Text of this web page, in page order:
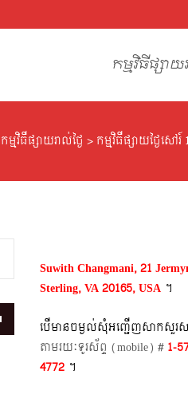
content
កម្មវិធីផ្សាយ
កម្មវិធីផ្សាយរាល់ថ្ងៃ > កម្មវិធីផ្សាយថ្ងៃសៅ
Suwith Changmani, 21
Sterling, VA 20165, USA ។​
បើមានចម្ងល់​សុំអញ្ជើញសាកសួរ
តាមរយៈទូរស័ព្ទ​ (mobile)​ # 1-
4772​ ។